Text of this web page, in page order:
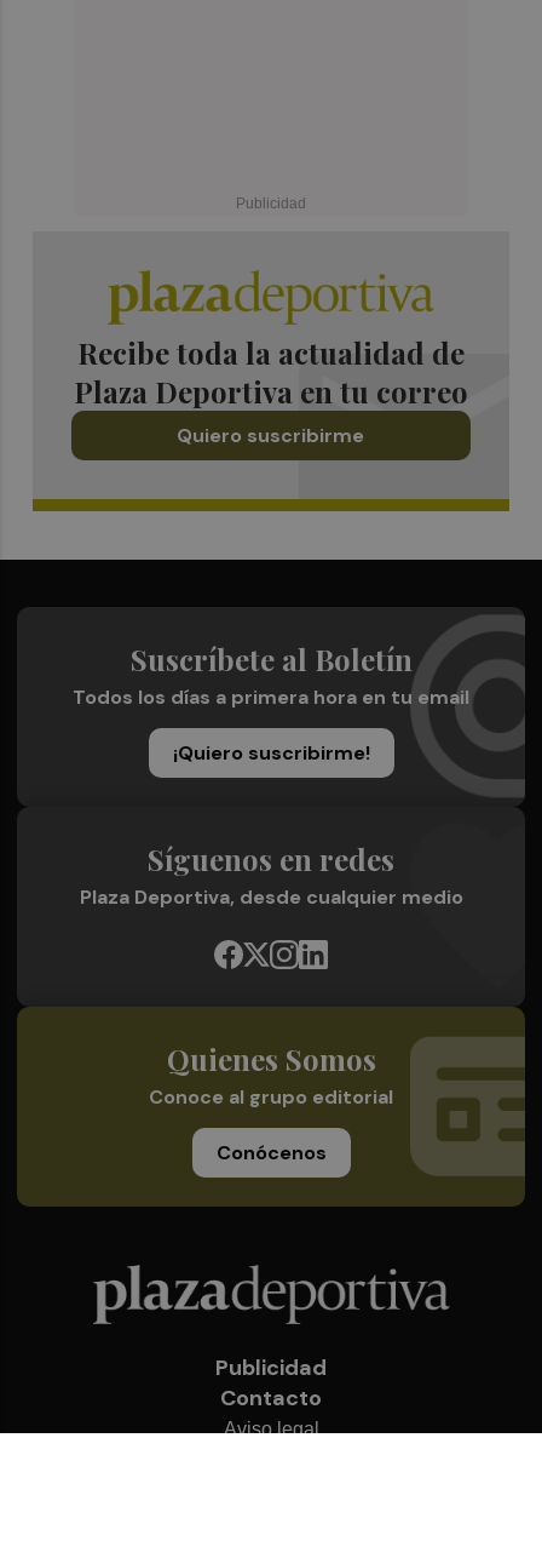
Recibe toda la actualidad de
Plaza Deportiva en tu correo
Quiero suscribirme
Suscríbete al Boletín
Todos los días a primera hora en tu email
¡Quiero suscribirme!
Síguenos en redes
Plaza Deportiva, desde cualquier medio
Quienes Somos
Conoce al grupo editorial
Conócenos
Publicidad
Contacto
Aviso legal